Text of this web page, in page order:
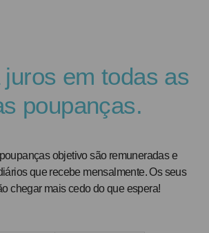
juros em todas as
poupanças.
objetivo são remuneradas e
que recebe mensalmente. Os seus
chegar mais cedo do que espera!